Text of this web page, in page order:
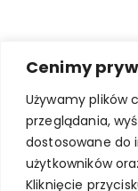
Cenimy
Używamy plików
przeglądania,
dostosowane do
użytkowników
Kliknięcie